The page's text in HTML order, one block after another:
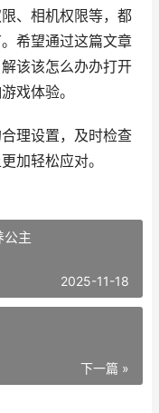
、相机权限等，都
希望通过这篇文章
该该怎么办办打开
戏体验。
理设置，及时检查
加轻松应对。
公主
2025-11-18
下一篇 »